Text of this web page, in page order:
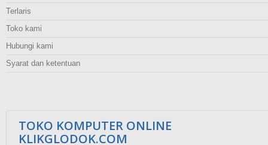
Terlaris
Toko kami
Hubungi kami
Syarat dan ketentuan
TOKO KOMPUTER ONLINE
KLIKGLODOK.COM